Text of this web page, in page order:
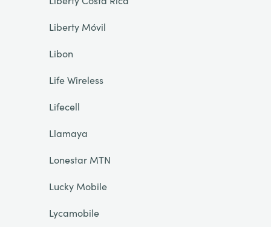
Liberty Móvil
Libon
Life Wireless
Lifecell
Llamaya
Lonestar MTN
Lucky Mobile
Lycamobile